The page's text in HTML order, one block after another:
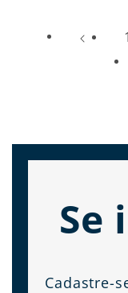
1
Se
Cadastre-